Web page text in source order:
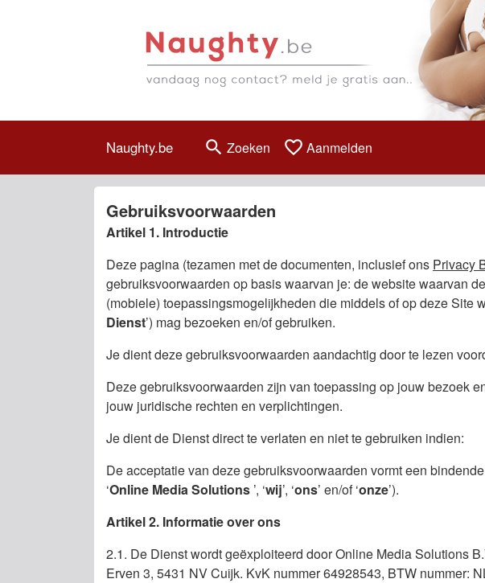
Naughty.be search Zoeken favorite_border Aanmelden
Gebruiksvoorwaarden
Artikel 1. Introductie
Deze pagina (tezamen met de documenten, inclusief ons Privacy
gebruiksvoorwaarden op basis waarvan je: de website waarvan
(mobiele) toepassingsmogelijkheden die middels of op deze Site
Dienst’) mag bezoeken en/of gebruiken.
Je dient deze gebruiksvoorwaarden aandachtig door te lezen
Deze gebruiksvoorwaarden zijn van toepassing op jouw bezoek
jouw juridische rechten en verplichtingen.
Je dient de Dienst direct te verlaten en niet te gebruiken indien:
De acceptatie van deze gebruiksvoorwaarden vormt een
‘Online Media Solutions ’, ‘wij’, ‘ons’ en/of ‘onze’).
Artikel 2. Informatie over ons
2.1. De Dienst wordt geëxploiteerd door Online Media Solutions
Erven 3, 5431 NV Cuijk. KvK nummer 64928543, BTW nummer: